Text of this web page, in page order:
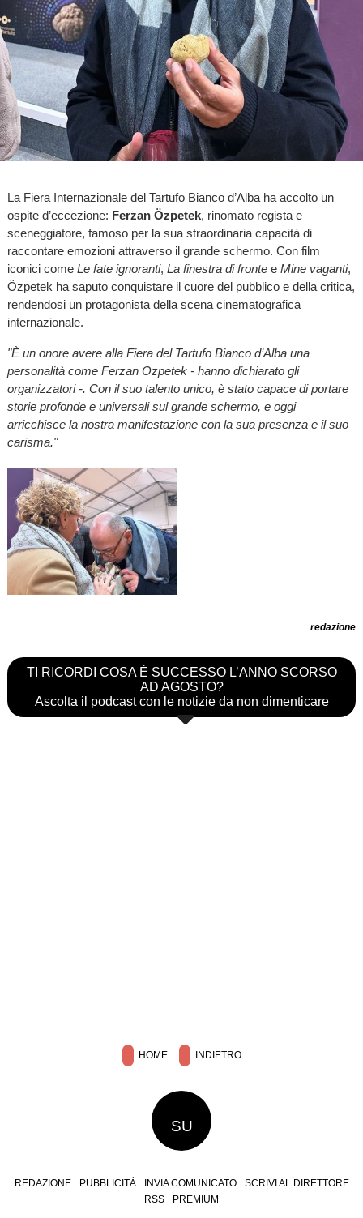
La Fiera Internazionale del Tartufo Bianco d’Alba ha accolto un
ospite d’eccezione: Ferzan Özpetek, rinomato regista e
sceneggiatore, famoso per la sua straordinaria capacità di
raccontare emozioni attraverso il grande schermo. Con film
iconici come Le fate ignoranti, La finestra di frontee Mine vaganti,
Özpetek ha saputo conquistare il cuore del pubblico e della critica,
rendendosi un protagonista della scena cinematografica
internazionale.
"È un onore avere alla Fiera del Tartufo Bianco d’Alba una
personalità come Ferzan Özpetek - hanno dichiarato gli
organizzatori -. Con il suo talento unico, è stato capace di portare
storie profonde e universali sul grande schermo, e oggi
arricchisce la nostra manifestazione con la sua presenza e il suo
carisma."
redazione
TI RICORDI COSA È SUCCESSO L’ANNO SCORSO
AD AGOSTO?
Ascolta il podcast con le notizie da non dimenticare
HOME INDIETRO
SU
REDAZIONE PUBBLICITÀ INVIA COMUNICATO
SCRIVI AL DIRETTORE
RSS
PREMIUM